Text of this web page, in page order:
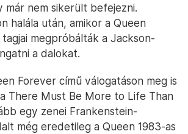
már nem sikerült befejezni.
halála után, amikor a Queen
megpróbálták a Jackson-
a dalokat.
Forever című válogatáson meg is
There Must Be More to Life Than
egy zenei Frankenstein-
még eredetileg a Queen 1983-as